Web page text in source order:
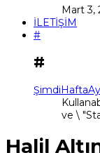
Mart 3,
İLETİŞİM
#
#
ŞimdiHaftaAy
ve \
Halil